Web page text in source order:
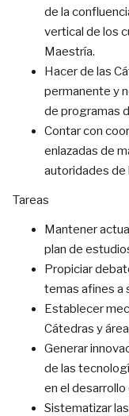
de la
vertical de los
Maestría.
Hacer de las
permanente y
de programas
Contar con
enlazadas de
autoridades de
Tareas
Mantener
plan de
Propiciar
temas afines a
Establecer
Cátedras y
Generar
de las
en el desarrollo
Sistematizar